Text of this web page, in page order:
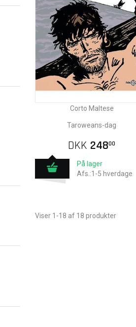
Corto Maltese
Taroweans-dag
DKK 24800
På lager
Afs.:1-5 hverdage
Viser 1-18 af 18 produkter